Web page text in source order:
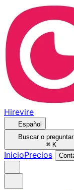
Hirevire
Español
Buscar o
⌘ K
InicioPrecios